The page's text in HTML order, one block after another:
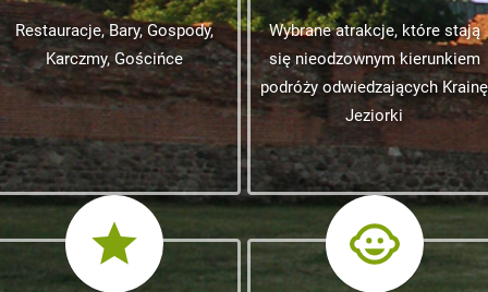
Restauracje, Bary, Gospody,
Karczmy, Gościńce
Wybrane atrakcje, które stają
się nieodzownym kierunkiem
podróży odwiedzających Krainę
Jeziorki